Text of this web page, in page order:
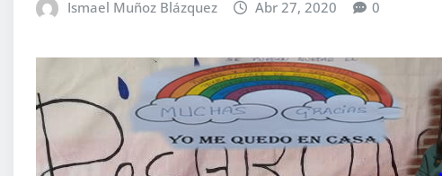
Ismael Muñoz Blázquez Abr 27, 2020 0